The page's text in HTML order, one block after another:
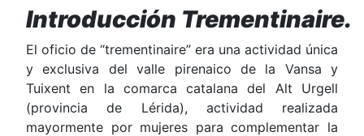
Introducción Trementinaire.
El oficio de “trementinaire” era una actividad única
y exclusiva del valle pirenaico de la Vansa y
Tuixent en la comarca catalana del Alt Urgell
(provincia de Lérida), actividad realizada
mayormente por mujeres para complementar la